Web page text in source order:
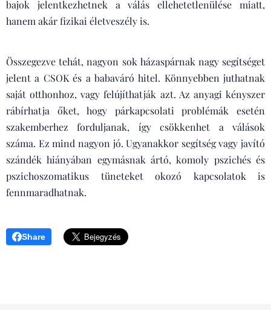
bajok jelentkezhetnek a válás ellehetetlenülése miatt,
hanem akár fizikai életveszély is.
Összegezve tehát, nagyon sok házaspárnak nagy segítséget
jelent a CSOK és a babaváró hitel. Könnyebben juthatnak
saját otthonhoz, vagy felújíthatják azt. Az anyagi kényszer
rábírhatja őket, hogy párkapcsolati problémák esetén
szakemberhez forduljanak, így csökkenhet a válások
száma. Ez mind nagyon jó. Ugyanakkor segítség vagy javító
szándék hiányában egymásnak ártó, komoly pszichés és
pszichoszomatikus tüneteket okozó kapcsolatok is
fennmaradhatnak.
Share